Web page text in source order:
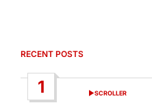
RECENT POSTS
1
POSTED
SCROLLER